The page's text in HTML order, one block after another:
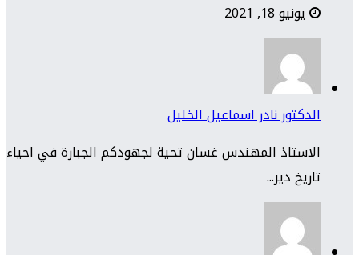
يونيو 18, 2021
الدكتور نادر اسماعيل الخليل
الاستاذ المهندس غسان تحية لجهودكم الجبارة في احياء
تاريخ دير...